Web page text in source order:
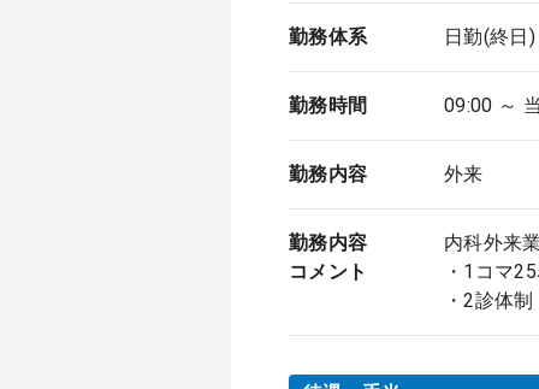
勤務体系 日勤(終日)
勤務時間 09:00 ～
勤務内容 外来
勤務内容
コメント
内科外来
・1コマ
・2診体